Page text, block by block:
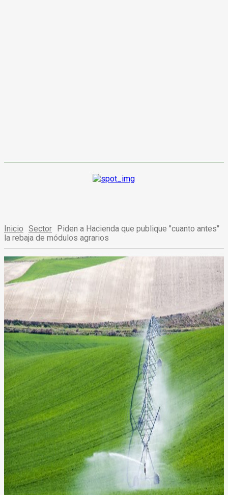
Inicio Sector Piden a Hacienda que publique "cuanto antes"
la rebaja de módulos agrarios